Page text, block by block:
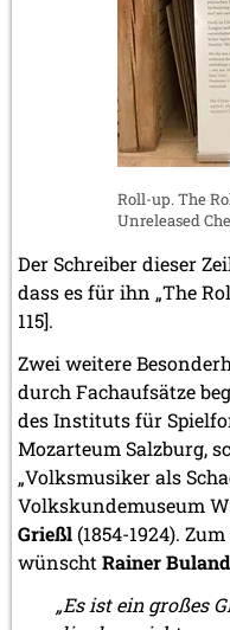
Roll-up. The
Unreleased
Der Schreiber dieser
dass es für ihn „The
115].
Zwei weitere
durch Fachaufsätze
des Instituts für
Mozarteum Salzburg,
„Volksmusiker als
Volkskundemuseum
Grießl(1854-1924).
wünschtRainer Buland
„Es ist ein großes